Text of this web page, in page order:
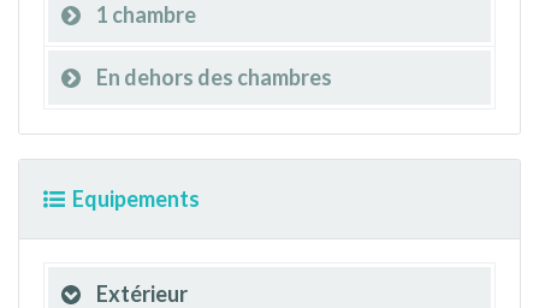
1 chambre
En dehors des chambres
Equipements
Extérieur